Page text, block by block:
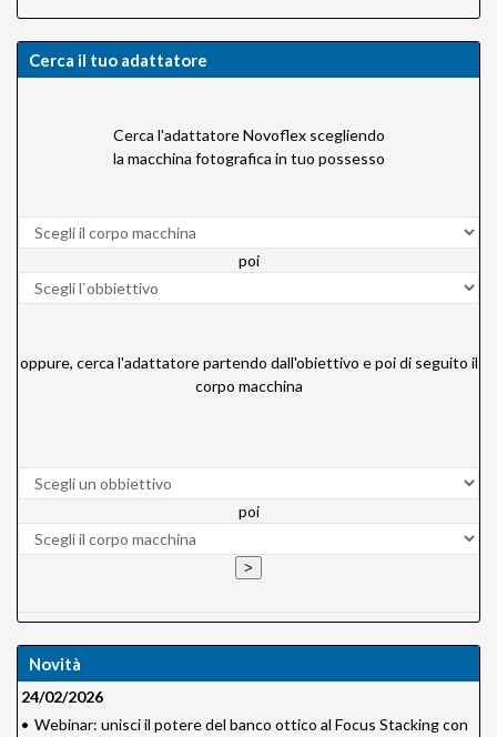
Cerca il tuo adattatore
Cerca l'adattatore Novoflex scegliendo
la macchina fotografica in tuo possesso
poi
oppure, cerca l'adattatore partendo dall'obiettivo e poi di seguito il
corpo macchina
poi
Novità
24/02/2026
• Webinar: unisci il potere del banco ottico al Focus Stacking con